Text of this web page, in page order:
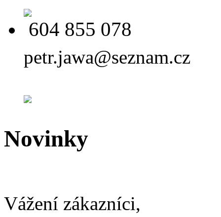
604 855 078
petr.jawa@seznam.cz
Novinky
Vážení zákazníci,